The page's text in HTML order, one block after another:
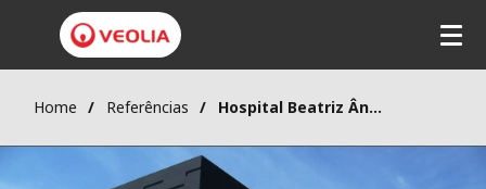
Home Referências Hospital Beatriz Ângelo: O&M e Ciclo de vida